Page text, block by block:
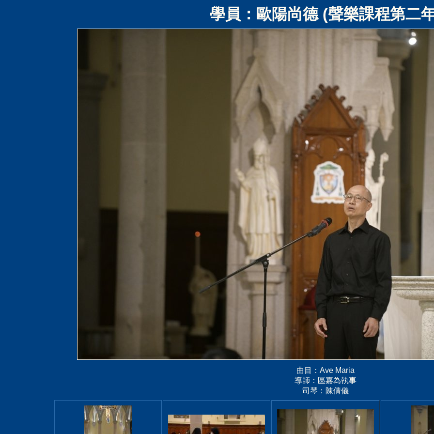
學員：歐陽尚德 (聲樂課程第二
曲目：Ave Maria
導師：區嘉為執事
司琴：陳倩儀